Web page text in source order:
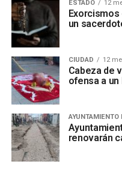
ESTADO 12
un
CIUDAD 12
Cabeza de
ofensa a
AYUNTAMIENTO
renovarán